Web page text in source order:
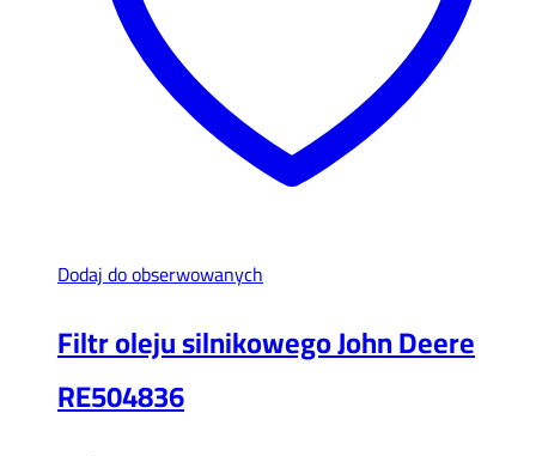
Dodaj do obserwowanych
Filtr oleju silnikowego John Deere
RE504836